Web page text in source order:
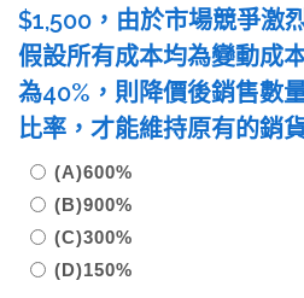
$1,500，由於市場競爭激
假設所有成本均為變動成
為40%，則降價後銷售數
比率，才能維持原有的銷
(A)600%
(B)900%
(C)300%
(D)150%